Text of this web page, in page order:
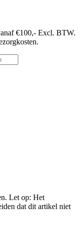
€100,- Excl. BTW.
Let op: Het
dat dit artikel niet